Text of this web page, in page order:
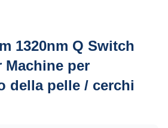
1320nm Q Switch
Machine per
della pelle / cerchi